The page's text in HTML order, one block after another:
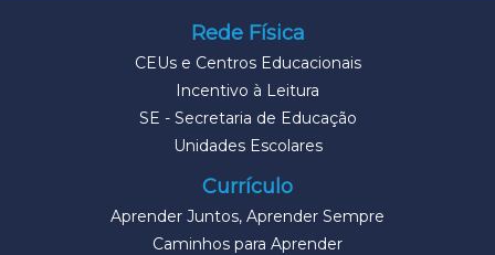
Rede Física
CEUs e Centros Educacionais
Incentivo à Leitura
SE - Secretaria de Educação
Unidades Escolares
Currículo
Aprender Juntos, Aprender Sempre
Caminhos para Aprender